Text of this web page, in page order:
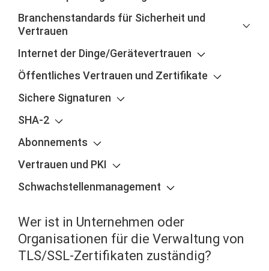
Branchenstandards für Sicherheit und
Vertrauen
Internet der Dinge/Gerätevertrauen
Öffentliches Vertrauen und Zertifikate
Sichere Signaturen
SHA-2
Abonnements
Vertrauen und PKI
Schwachstellenmanagement
Wer ist in Unternehmen oder
Organisationen für die Verwaltung von
TLS/SSL-Zertifikaten zuständig?